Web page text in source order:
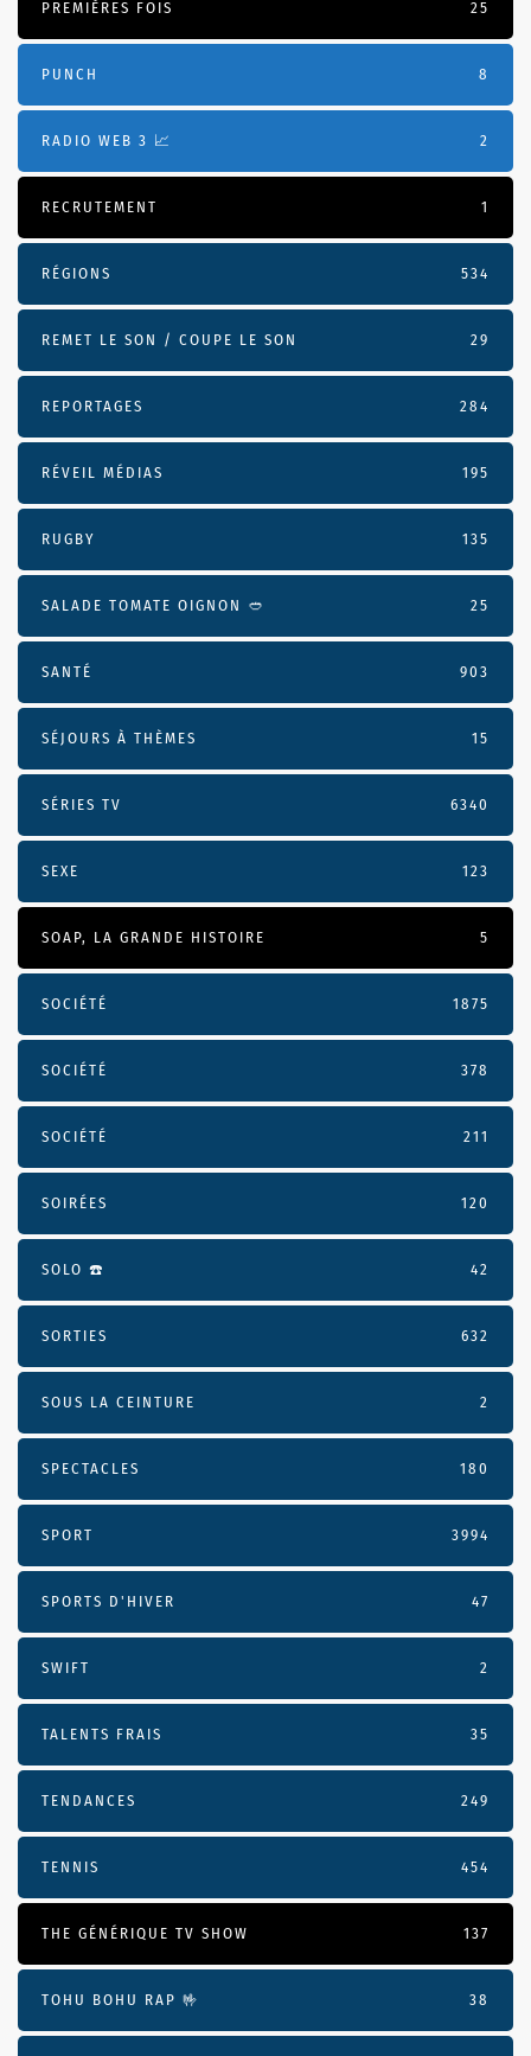
PREMIÈRES FOIS 25
PUNCH 8
RADIO WEB 3 📈 2
RECRUTEMENT 1
RÉGIONS 534
REMET LE SON / COUPE LE SON 29
REPORTAGES 284
RÉVEIL MÉDIAS 195
RUGBY 135
SALADE TOMATE OIGNON 🥙 25
SANTÉ 903
SÉJOURS À THÈMES 15
SÉRIES TV 6340
SEXE 123
SOAP, LA GRANDE HISTOIRE 5
SOCIÉTÉ 1875
SOCIÉTÉ 378
SOCIÉTÉ 211
SOIRÉES 120
SOLO ☎️ 42
SORTIES 632
SOUS LA CEINTURE 2
SPECTACLES 180
SPORT 3994
SPORTS D'HIVER 47
SWIFT 2
TALENTS FRAIS 35
TENDANCES 249
TENNIS 454
THE GÉNÉRIQUE TV SHOW 137
TOHU BOHU RAP 🤟 38